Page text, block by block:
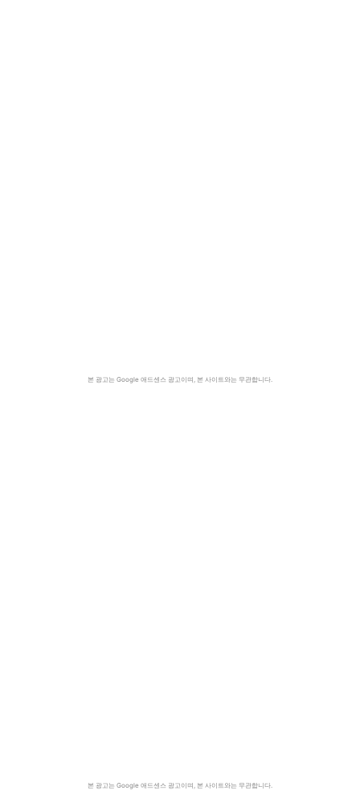
본 광고는 Google 애드센스 광고이며, 본 사이트와는 무관합니다.
본 광고는 Google 애드센스 광고이며, 본 사이트와는 무관합니다.